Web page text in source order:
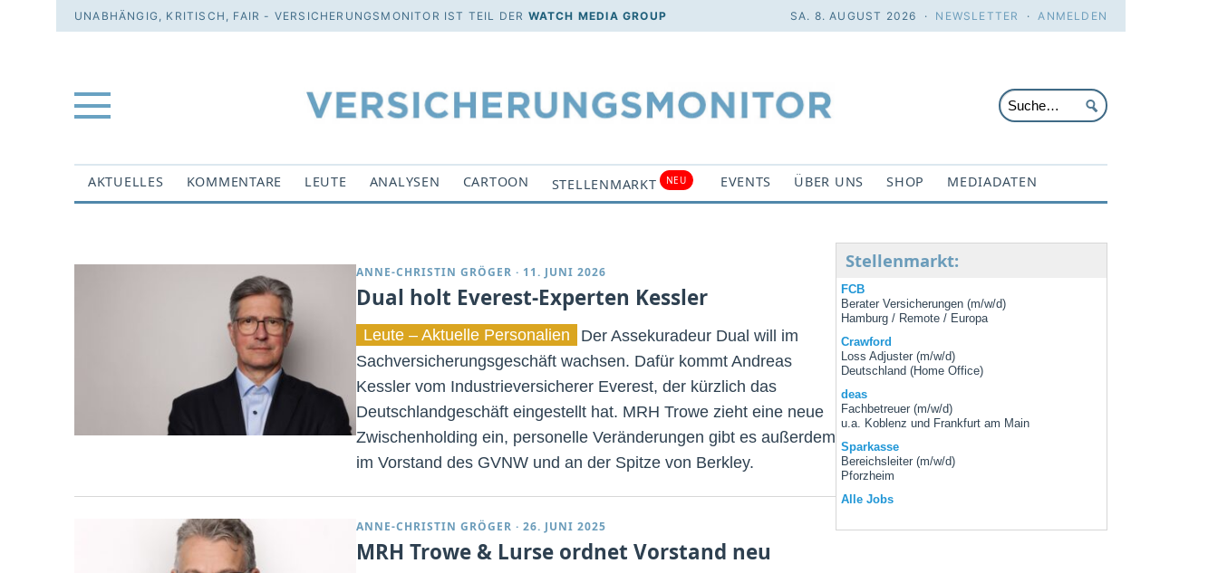
UNABHÄNGIG, KRITISCH, FAIR - VERSICHERUNGSMONITOR IST TEIL DER WATCH MEDIA GROUP SA. 8. AUGUST 2026 · NEWSLETTER ·ANMELDEN
AKTUELLES KOMMENTARE LEUTE ANALYSEN CARTOON STELLENMARKT NEU EVENTS ÜBER UNS SHOP MEDIADATEN
ANNE-CHRISTIN GRÖGER · 11. JUNI 2026
Dual holt Everest-Experten Kessler
Leute – Aktuelle Personalien
Der Assekuradeur Dual will im
Sachversicherungsgeschäft wachsen. Dafür kommt Andreas
Kessler vom Industrieversicherer Everest, der kürzlich das
Deutschlandgeschäft eingestellt hat. MRH Trowe zieht eine neue
Zwischenholding ein, personelle Veränderungen gibt es außerdem
im Vorstand des GVNW und an der Spitze von Berkley.
ANNE-CHRISTIN GRÖGER · 26. JUNI 2025
MRH Trowe & Lurse ordnet Vorstand neu
Stellenmarkt:
FCB
Berater Versicherungen (m/w/d)
Hamburg / Remote / Europa
Crawford
Loss Adjuster (m/w/d)
Deutschland (Home Office)
deas
Fachbetreuer (m/w/d)
u.a. Koblenz und Frankfurt am Main
Sparkasse
Bereichsleiter (m/w/d)
Pforzheim
Alle Jobs